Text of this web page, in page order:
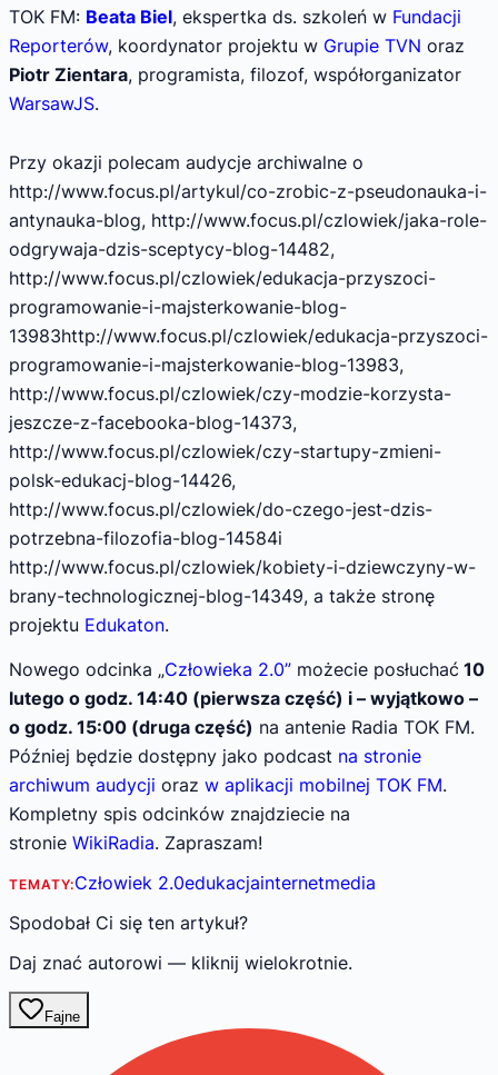
TOK FM: Beata Biel, ekspertka ds. szkoleń w Fundacji
Reporterów, koordynator projektu w Grupie TVN oraz
Piotr Zientara, programista, filozof, współorganizator
WarsawJS.
Przy okazji polecam audycje archiwalne o
http://www.focus.pl/artykul/co-zrobic-z-pseudonauka-i-
antynauka-blog, http://www.focus.pl/czlowiek/jaka-role-
odgrywaja-dzis-sceptycy-blog-14482,
http://www.focus.pl/czlowiek/edukacja-przyszoci-
programowanie-i-majsterkowanie-blog-
13983http://www.focus.pl/czlowiek/edukacja-przyszoci-
programowanie-i-majsterkowanie-blog-13983,
http://www.focus.pl/czlowiek/czy-modzie-korzysta-
jeszcze-z-facebooka-blog-14373,
http://www.focus.pl/czlowiek/czy-startupy-zmieni-
polsk-edukacj-blog-14426,
http://www.focus.pl/czlowiek/do-czego-jest-dzis-
potrzebna-filozofia-blog-14584i
http://www.focus.pl/czlowiek/kobiety-i-dziewczyny-w-
brany-technologicznej-blog-14349, a także stronę
projektu Edukaton.
Nowego odcinka „Człowieka 2.0” możecie posłuchać 10
lutego o godz. 14:40 (pierwsza część) i – wyjątkowo –
o godz. 15:00 (druga część) na antenie Radia TOK FM.
Później będzie dostępny jako podcast na stronie
archiwum audycji oraz w aplikacji mobilnej TOK FM.
Kompletny spis odcinków znajdziecie na
stronie WikiRadia. Zapraszam!
TEMATY:Człowiek 2.0edukacjainternetmedia
Spodobał Ci się ten artykuł?
Daj znać autorowi — kliknij wielokrotnie.
Fajne